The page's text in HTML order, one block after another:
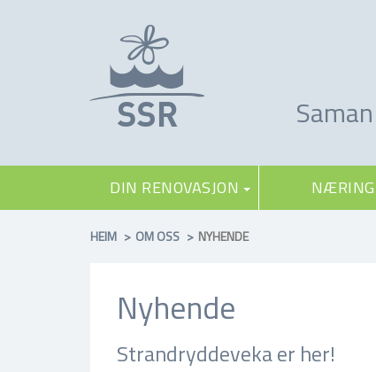
DIN RENOVASJON NÆRING
HEIM OM OSS NYHENDE
Nyhende
Strandryddeveka er her!